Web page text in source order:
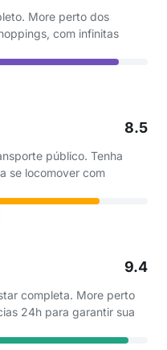
More perto dos
com infinitas
8.5
público. Tenha
se locomover com
9.4
completa. More perto
24h para garantir sua